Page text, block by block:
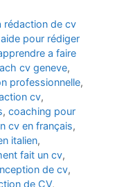
rédaction de cv
aide pour rédiger
a faire
cv geneve,
professionnelle,
cv,
, coaching pour
cv en français,
italien,
fait un cv,
de cv,
de CV,